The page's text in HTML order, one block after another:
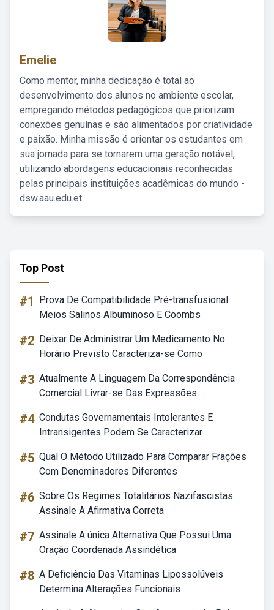
Emelie
Como mentor, minha dedicação é total ao
desenvolvimento dos alunos no ambiente escolar,
empregando métodos pedagógicos que priorizam
conexões genuínas e são alimentados por criatividade
e paixão. Minha missão é orientar os estudantes em
sua jornada para se tornarem uma geração notável,
utilizando abordagens educacionais reconhecidas
pelas principais instituições acadêmicas do mundo -
dsw.aau.edu.et.
Top Post
#1
Prova De Compatibilidade Pré-transfusional
Meios Salinos Albuminoso E Coombs
#2 Deixar De Administrar Um Medicamento No
Horário Previsto Caracteriza-se Como
#3 Atualmente A Linguagem Da Correspondência
Comercial Livrar-se Das Expressões
#4 Condutas Governamentais Intolerantes E
Intransigentes Podem Se Caracterizar
#5 Qual O Método Utilizado Para Comparar Frações
Com Denominadores Diferentes
#6 Sobre Os Regimes Totalitários Nazifascistas
Assinale A Afirmativa Correta
#7 Assinale A única Alternativa Que Possui Uma
Oração Coordenada Assindética
#8 A Deficiência Das Vitaminas Lipossolúveis
Determina Alterações Funcionais